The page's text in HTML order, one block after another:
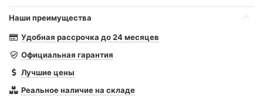
Наши преимущества
Удобная рассрочка до 24 месяцев
Официальная гарантия
Лучшие цены
Реальное наличие на складе